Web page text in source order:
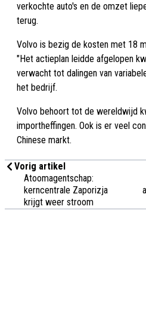
verkochte auto's en de omzet
terug.
Volvo is bezig de kosten met 18
"Het actieplan leidde afgelopen
verwacht tot dalingen van
het bedrijf.
Volvo behoort tot de wereldwijd
importheffingen. Ook is er veel
Chinese markt.
Vorig artikel
Atoomagentschap:
kerncentrale Zaporizja
krijgt weer stroom